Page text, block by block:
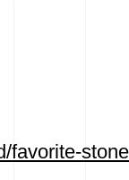
favorite-